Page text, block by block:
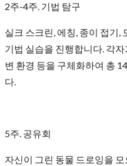
2주-4주. 기법 탐구
실크 스크린, 에칭, 종이 접기,
기법 실습을 진행합니다. 각
변 환경 등을 구체화하여 총
다.
5주. 공유회
자신이 그린 동물 드로잉을